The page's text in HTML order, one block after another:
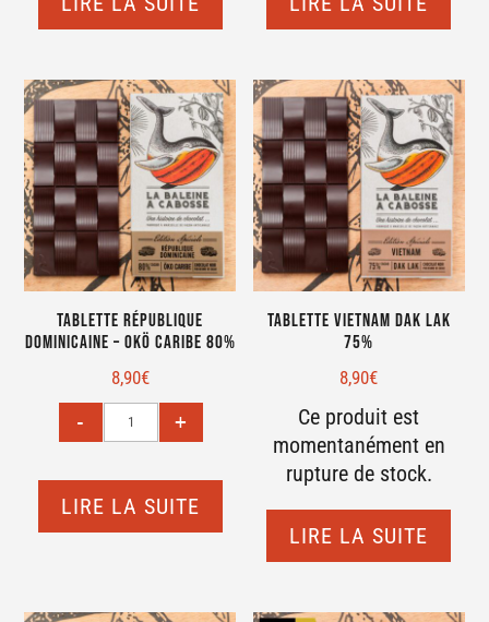
Tablette République
Dominicaine – Okö Caribe 80%
8,90€
LIRE LA SUITE
Tablette Vietnam Dak Lak
75%
8,90€
Ce produit est
momentanément en
rupture de stock.
LIRE LA SUITE